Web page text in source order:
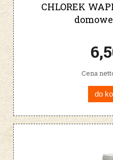
CHLOREK
Cena
do